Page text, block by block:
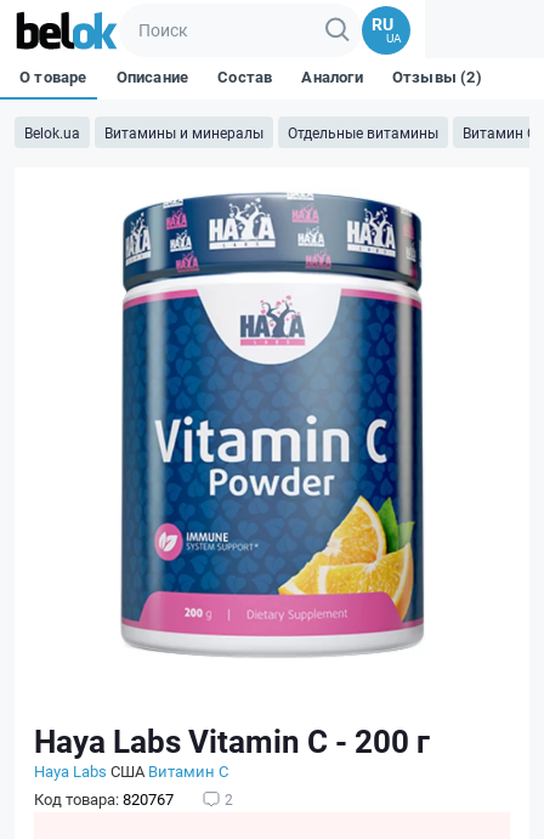
RU
UA
Belok.ua Витамины и минералы Отдельные витамины Витамин C
О товаре Описание Состав Аналоги Отзывы (2)
Haya Labs Vitamin C - 200 г
Haya Labs США Витамин C
Код товара:820767 2